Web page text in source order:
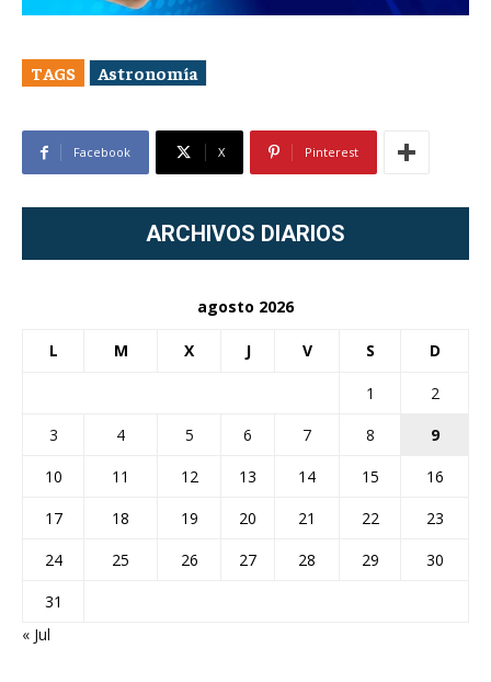
TAGS Astronomía
Facebook X Pinterest
ARCHIVOS DIARIOS
agosto 2026
L M X J V S D
1
2
3
4 5 6 7 8
9
10
11 12 13 14 15
16
17
18 19 20 21 22
23
24
25 26 27 28 29
30
31
« Jul